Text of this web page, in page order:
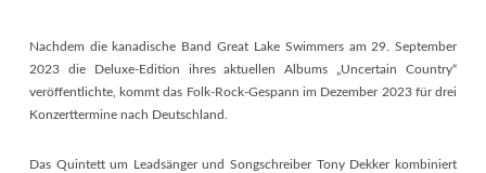
Nachdem die kanadische Band Great Lake Swimmers am 29. September
2023 die Deluxe-Edition ihres aktuellen Albums „Uncertain Country“
veröffentlichte, kommt das Folk-Rock-Gespann im Dezember 2023 für drei
Konzerttermine nach Deutschland.
Das Quintett um Leadsänger und Songschreiber Tony Dekker kombiniert